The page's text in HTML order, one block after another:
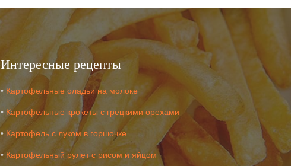
Интересные рецепты
• Картофельные оладьи на молоке
• Картофельные крокеты с грецкими орехами
• Картофель с луком в горшочке
• Картофельный рулет с рисом и яйцом